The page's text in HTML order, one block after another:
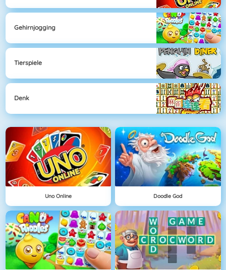
Gehirnjogging
Tierspiele
Denk
Uno Online Doodle God